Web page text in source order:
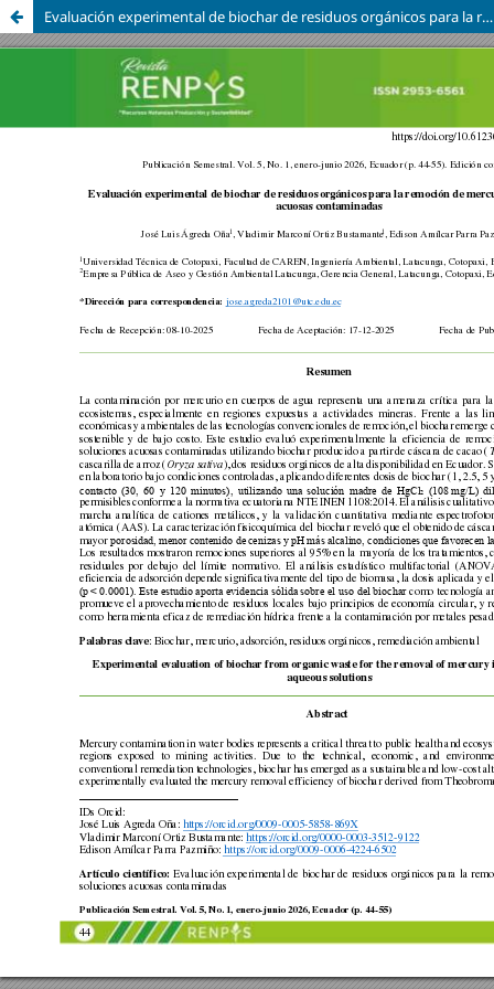
Evaluación experimental de biochar de residuos orgánicos para la remoción de mercurio en soluciones acuosas contaminadas